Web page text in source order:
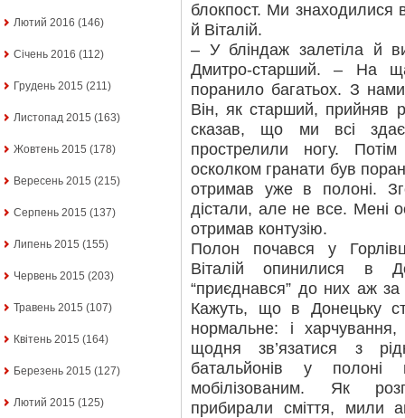
Лютий 2016 (146)
Січень 2016 (112)
Грудень 2015 (211)
Листопад 2015 (163)
Жовтень 2015 (178)
Вересень 2015 (215)
Серпень 2015 (137)
Липень 2015 (155)
Червень 2015 (203)
Травень 2015 (107)
Квітень 2015 (164)
Березень 2015 (127)
Лютий 2015 (125)
блокпост. Ми знаходилися
й Віталій.
– У бліндаж залетіла й
Дмитро-старший. – На
поранило багатьох. З
Він, як старший, прийняв
сказав, що ми всі
прострелили ногу.
осколком гранати був
отримав уже в полоні.
дістали, але не все. Мені
отримав контузію.
Полон почався у
Віталій опинилися в
“приєднався” до них аж
Кажуть, що в Донецьку
нормальне: і харчування,
щодня зв’язатися з
батальйонів у полоні
мобілізованим. Як
прибирали сміття, мили